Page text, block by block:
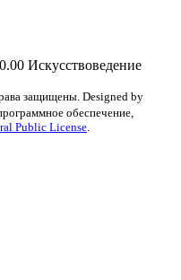
Искусствоведение
защищены. Designed by
обеспечение,
Public License.